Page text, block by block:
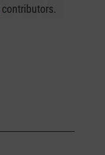
contributors.